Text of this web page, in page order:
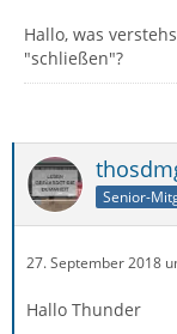
Hallo, was
"schließen"?
Senior-
27. September 2018
Hallo Thunder